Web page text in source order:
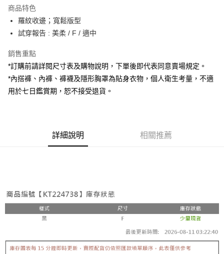
Apple Pay
街口支付
Google Pay
大哥付你分期
相關說明
醒簡訊。
2.透過簡訊連結打開帳單後，可選擇「超商條碼／台灣大直營門市／銀行轉
帳／街口支付／iPASS MONEY」等通路繳費。
1.本服務係由「台灣大哥大股份有限公司」（以下簡稱本公司）所提供，讓
用戶於交易時，得透過本服務購買商品或服務，並由商店將買賣／分期付款
AFTEE先享後付是「在收到商品之後才付款」的支付方式。 讓您購物簡單
【「AFTEE先享後付」結帳流程】
結帳頁面，進行簡訊認證並確認金額後，即可完成結帳。
２．訂單成立數日內，您將收到繳費通知簡訊。
ATM／網路銀行／等多元方式進行付款，方視為交易完成。
※ 請注意：結帳手續完成當下不需立刻繳費，但若您需要取消訂單，請聯絡
每筆NT$60，滿NT$1,800(含以上)免運費
付款後全家取貨
每筆NT$60，滿NT$1,600(含以上)免運費
已關閉，請勿下單
商品特色
羅紋收邊；寬鬆版型
試穿報告 : 美柔 / F / 適中
銷售重點
*訂購前請詳閱尺寸表及購物說明，下單後即代表同意賣場規定。
*內搭褲、內褲、褲襪及隱形胸罩為貼身衣物，個人衛生考量，不適
用於七日鑑賞期，恕不接受退貨。
詳細說明 相關推薦